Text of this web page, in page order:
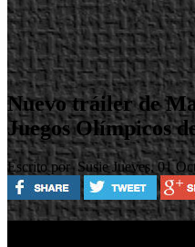
Nuevo tráiler de
Juegos Olímpicos
Escrito por SusieJueves, 01
Sega nos remite un nuevo